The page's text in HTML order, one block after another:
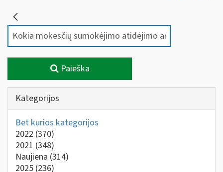
Paieška
Kategorijos
Bet kurios kategorijos
2022 (370)
2021 (348)
Naujiena (314)
2025 (236)